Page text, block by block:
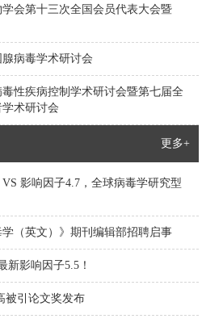
会第十三次全国会员代表大会暨
病毒学术研讨会
性疾病控制学术研讨会暨第七届全
术研讨会
更多+
影响因子4.7，全球病毒学研究型
（英文）》期刊编辑部招聘启事
新影响因子5.5！
被引论文奖发布